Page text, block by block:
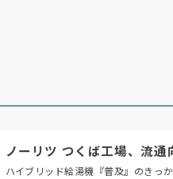
ノーリツ つくば工場、流
ハイブリッド給湯機『普及』のきっ